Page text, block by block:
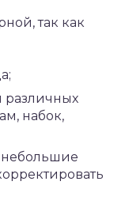
так как
различных
набок,
небольшие